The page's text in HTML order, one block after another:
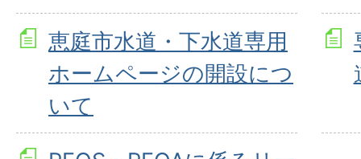
恵庭市水道・下水道専用
ホームページの開設につ
いて